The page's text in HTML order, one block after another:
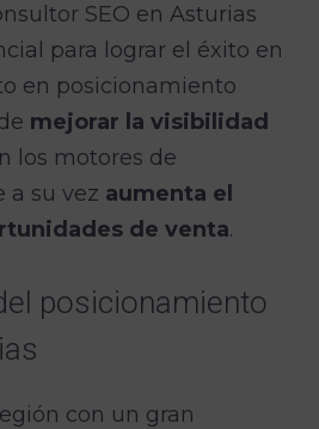
SEO en Asturias
para lograr el éxito en
en posicionamiento
mejorar la visibilidad
los motores de
a su vez aumenta el
de venta.
posicionamiento
con un gran